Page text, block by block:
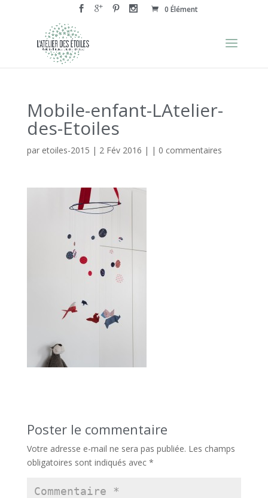
0 Élément
Mobile-enfant-LAtelier-
des-Etoiles
par etoiles-2015 | 2 Fév 2016 | | 0 commentaires
Poster le commentaire
Votre adresse e-mail ne sera pas publiée. Les champs
obligatoires sont indiqués avec *